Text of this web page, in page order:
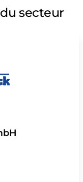
secteur